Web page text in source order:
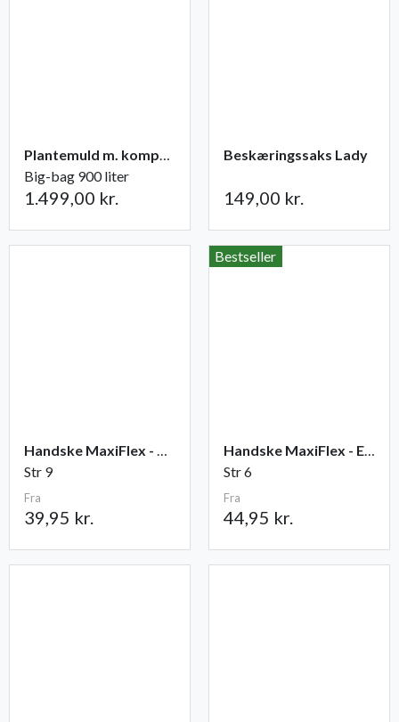
Plantemuld m. kompost fra Champost
Big-bag 900 liter
1.499,00 kr.
Beskæringssaks Lady
149,00 kr.
Handske MaxiFlex - Ultimate
Str 9
Fra
39,95 kr.
Bestseller
Handske MaxiFlex - Endurance
Str 6
Fra
44,95 kr.